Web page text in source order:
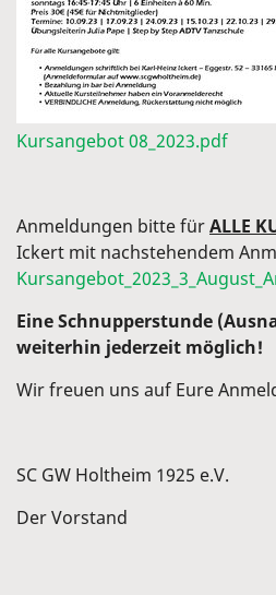
Kursangebot 08_2023.pdf
Anmeldungen bitte fürALLE
Ickert mit nachstehendem
Eine Schnupperstunde
weiterhin jederzeit möglich!
Wir freuen uns auf Eure
SC GW Holtheim 1925 e.V.
Der Vorstand